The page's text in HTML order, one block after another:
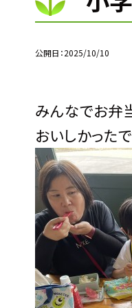
公開日 2025/10/10
みんなでお弁
おいしかったで